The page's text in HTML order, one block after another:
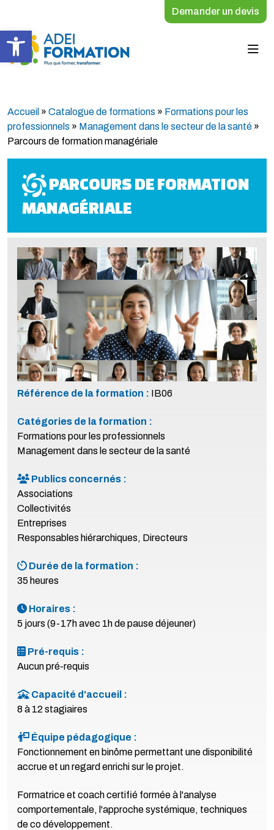
Ouvrir la barre d’outils
Demander un devis
Accueil » Catalogue de formations » Formations pour les
professionnels » Management dans le secteur de la santé »
Parcours de formation managériale
PARCOURS DE FORMATION
MANAGÉRIALE
Référence de la formation : IB06
Catégories de la formation :
Formations pour les professionnels
Management dans le secteur de la santé
Publics concernés :
Associations
Collectivités
Entreprises
Responsables hiérarchiques, Directeurs
Durée de la formation :
35 heures
Horaires :
5 jours (9-17h avec 1h de pause déjeuner)
Pré-requis :
Aucun pré-requis
Capacité d'accueil :
8 à 12 stagiaires
Équipe pédagogique :
Fonctionnement en binôme permettant une disponibilité
accrue et un regard enrichi sur le projet.
Formatrice et coach certifié formée à l'analyse
comportementale, l'approche systémique, techniques
de co développement.